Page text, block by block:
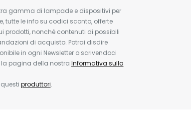
gamma di lampade e dispositivi per
tutte le info su codici sconto, offerte
prodotti, nonché contenuti di possibili
di acquisto. Potrai disdire
in ogni Newsletter o scrivendoci
la pagina della nostra Informativa sulla
produttori.